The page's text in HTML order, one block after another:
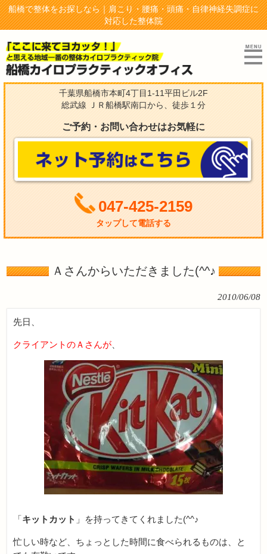
船橋で整体をお探しなら｜肩こり・腰痛・頭痛・自律神経失調症に
対応した整体院
千葉県船橋市本町4丁目1-11平田ビル2F
総武線 ＪＲ船橋駅南口から、徒歩１分
ご予約・お問い合わせはお気軽に
047-425-2159
タップして電話する
Ａさんからいただきました(^^♪
2010/06/08
先日、
クライアントのＡさんが
「キットカット 」を持ってきてくれました(^^♪
忙しい時など、ちょっとした時間に食べられるものは、と